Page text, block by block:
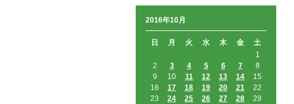
2016年10月
日 月 火 水 木 金
土
1
2
3 4 5 6 7
8
9
10 11 12 13 14
15
16
17 18 19 20 21
22
23
24 25 26 27 28
29